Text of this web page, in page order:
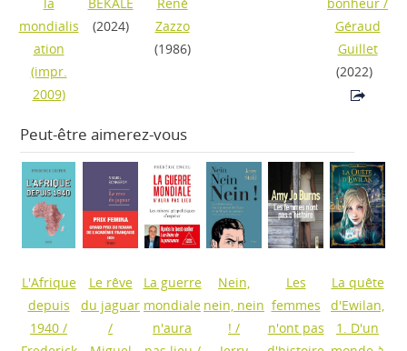
mondialis
ation
(impr.
2009)
(2024)
Zazzo
(1986)
Géraud
Guillet
(2022)
Peut-être aimerez-vous
L'Afrique
depuis
1940 /
Le rêve
du jaguar
/
La guerre
mondiale
n'aura
Nein,
nein, nein
! /
Les
femmes
n'ont pas
La quête
d'Ewilan,
1. D'un